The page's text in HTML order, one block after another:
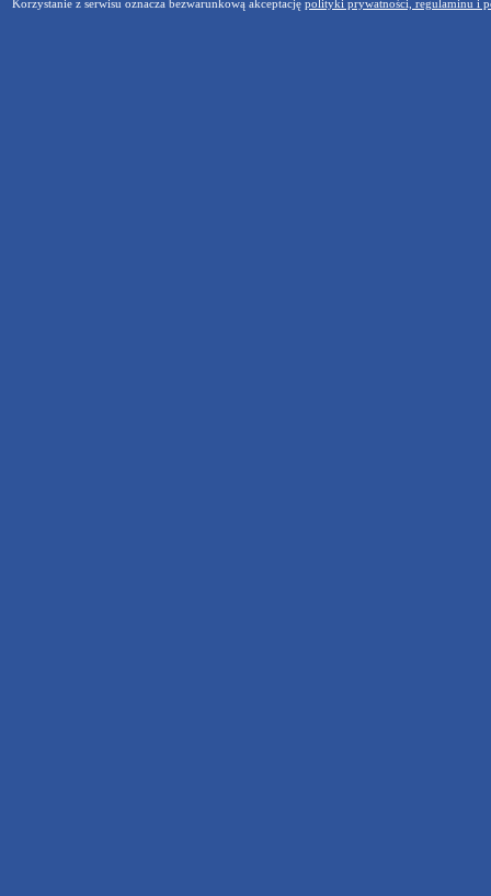
Korzystanie z serwisu oznacza bezwarunkową akceptację polityki prywatności, regulaminu i